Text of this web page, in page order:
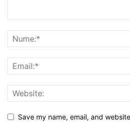
Save my name, email, and